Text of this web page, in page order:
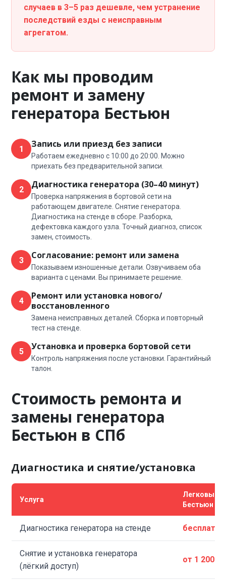
случаев в 3–5 раз дешевле, чем устранение
последствий езды с неисправным
агрегатом.
Как мы проводим
ремонт и замену
генератора Бестьюн
1 Запись или приезд без записи
Работаем ежедневно с 10:00 до 20:00. Можно
приехать без предварительной записи.
2 Диагностика генератора (30–40 минут)
Проверка напряжения в бортовой сети на
работающем двигателе. Снятие генератора.
Диагностика на стенде в сборе. Разборка,
дефектовка каждого узла. Точный диагноз, список
замен, стоимость.
3 Согласование: ремонт или замена
Показываем изношенные детали. Озвучиваем оба
варианта с ценами. Вы принимаете решение.
4
Ремонт или установка нового/
восстановленного
Замена неисправных деталей. Сборка и повторный
тест на стенде.
5 Установка и проверка бортовой сети
Контроль напряжения после установки. Гарантийный
талон.
Стоимость ремонта и
замены генератора
Бестьюн в СПб
Диагностика и снятие/установка
Услуга
Легковые
Бестьюн
Диагностика генератора на стенде бесплатно
Снятие и установка генератора
(лёгкий доступ)
от 1 200 ₽